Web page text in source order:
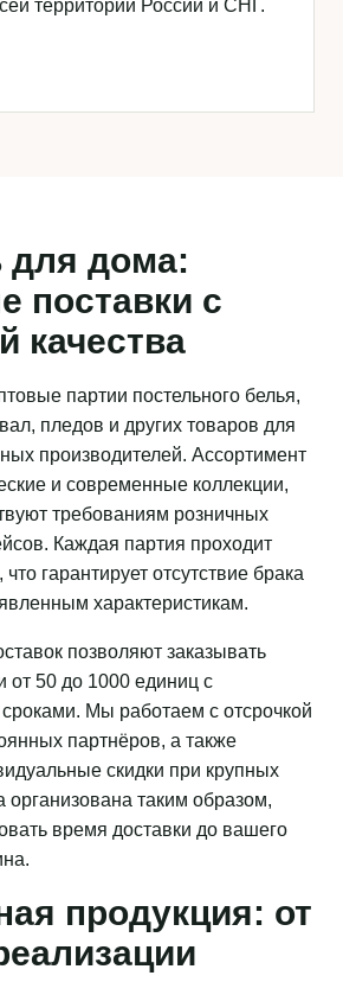
территории России и СНГ.
для дома:
поставки с
качества
партии постельного белья,
пледов и других товаров для
производителей. Ассортимент
и современные коллекции,
требованиям розничных
Каждая партия проходит
гарантирует отсутствие брака
характеристикам.
позволяют заказывать
от 50 до 1000 единиц с
Мы работаем с отсрочкой
партнёров, а также
скидки при крупных
организована таким образом,
время доставки до вашего
продукция: от